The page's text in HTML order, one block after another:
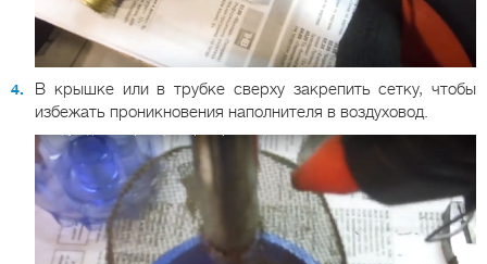
В крышке или в трубке сверху закрепить сетку, чтобы
избежать проникновения наполнителя в воздуховод.